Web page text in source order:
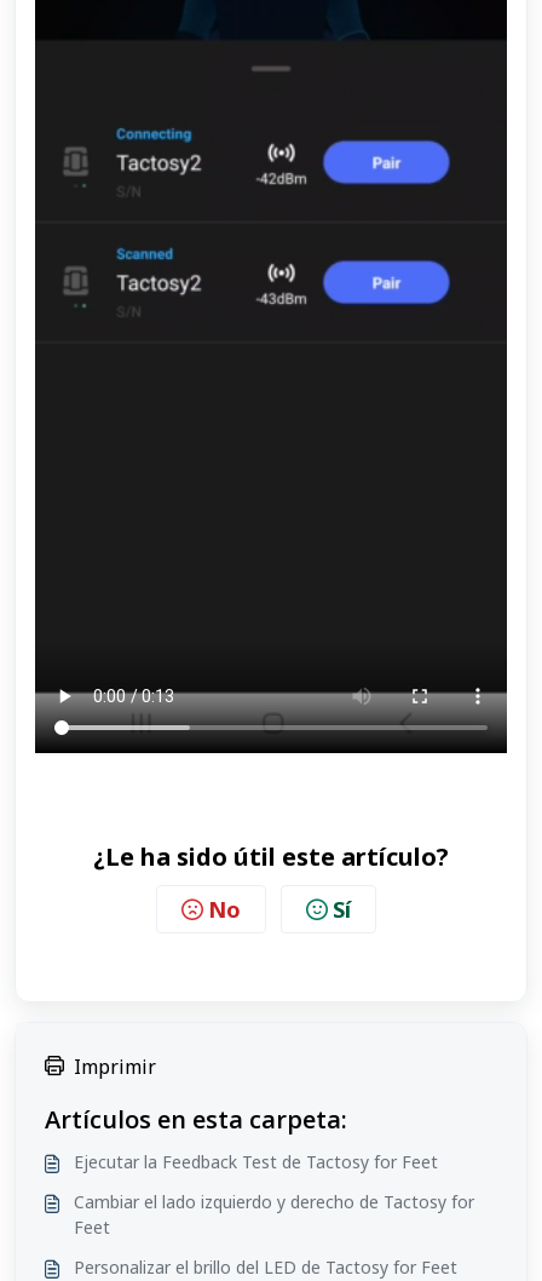
¿Le ha sido útil este artículo?
No Sí
Imprimir
Artículos en esta carpeta:
Ejecutar la Feedback Test de Tactosy for Feet
Cambiar el lado izquierdo y derecho de Tactosy for
Feet
Personalizar el brillo del LED de Tactosy for Feet